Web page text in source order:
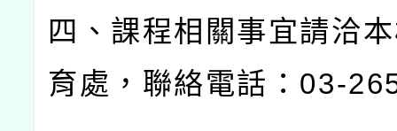
四、課程相關事宜請洽
育處，聯絡電話： 03-